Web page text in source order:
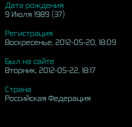
Дата рождения
9 Июля 1989 (37)
Регистрация
Воскресенье, 2012-05-20, 18:09
Был на сайте
Вторник, 2012-05-22, 18:17
Страна
Российская Федерация